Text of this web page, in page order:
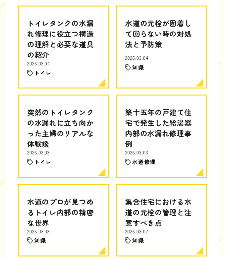
トイレタンクの水漏
れ修理に役立つ構造
の理解と必要な道具
の紹介
2026.03.04
トイレ
水道の元栓が固着し
て回らない時の対処
法と予防策
2026.03.04
知識
突然のトイレタンク
の水漏れに立ち向か
った主婦のリアルな
体験談
2026.03.03
トイレ
築十五年の戸建て住
宅で発生した給湯器
内部の水漏れ修理事
例
2026.03.03
水道修理
水道のプロが見つめ
るトイレ内部の精密
な世界
2026.03.03
知識
集合住宅における水
道の元栓の管理と注
意すべき点
2026.03.02
知識